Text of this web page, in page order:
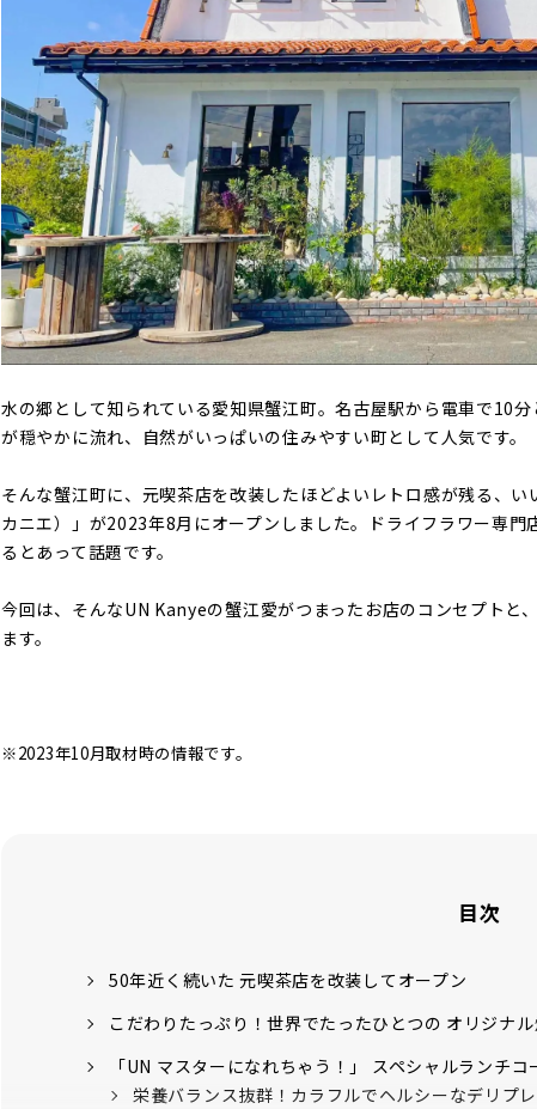
水の郷として知られている愛知県蟹江町。名古屋駅から電車で10
が穏やかに流れ、自然がいっぱいの住みやすい町として人気です。
そんな蟹江町に、元喫茶店を改装したほどよいレトロ感が残る、
カニエ）」が2023年8月にオープンしました。ドライフラワー専
るとあって話題です。
今回は、そんなUN Kanyeの蟹江愛がつまったお店のコンセプトと
ます。
※2023年10月取材時の情報です。
目次
50年近く続いた 元喫茶店を改装してオープン
こだわりたっぷり！世界でたったひとつの オリジナル
「UN マスターになれちゃう！」 スペシャルランチコ
栄養バランス抜群！カラフルでヘルシーなデリプ